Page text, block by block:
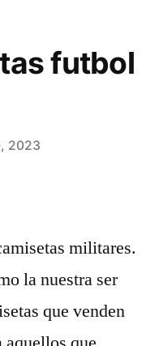
futbol
2023
militares.
la nuestra ser
que venden